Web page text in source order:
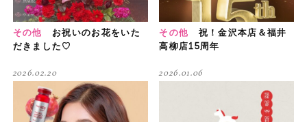
その他
お祝いのお花をいた
だきました♡
その他
祝！金沢本店＆福井
高柳店15周年
2026.02.20 2026.01.06